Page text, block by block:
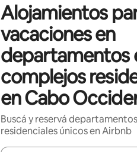
Alojamientos
vacaciones en
departamentos
complejos
en Cabo
Buscá y reservá
residenciales únicos en Airbnb